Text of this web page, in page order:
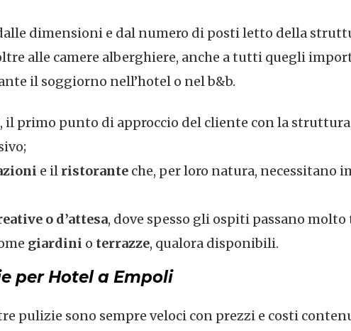
dimensioni e dal numero di posti letto della
alle camere alberghiere, anche a tutti quegli
il soggiorno nell’hotel o nel b&b.
, il primo punto di approccio del cliente con la
e il ristorante che, per loro natura, necessitano
o d’attesa, dove spesso gli ospiti passano molto
giardini o terrazze, qualora disponibili.
per Hotel a Empoli
pulizie sono sempre veloci con prezzi e costi